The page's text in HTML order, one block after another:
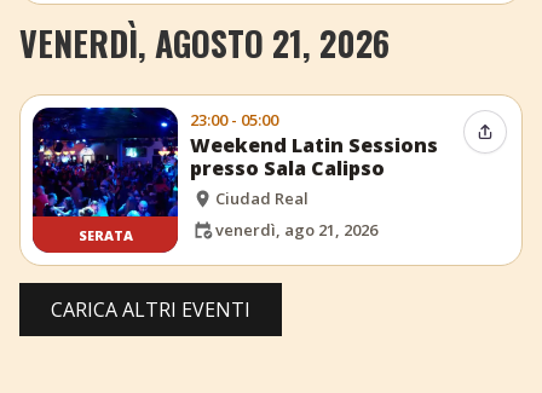
VENERDÌ, AGOSTO 21, 2026
SERATA
23:00 - 05:00
Weekend Latin Sessions
presso Sala Calipso
Ciudad Real
venerdì, ago 21, 2026
CARICA ALTRI EVENTI